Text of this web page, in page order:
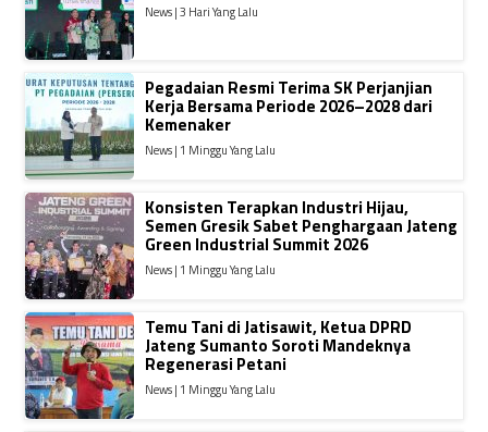
News | 3 Hari Yang Lalu
Pegadaian Resmi Terima SK Perjanjian
Kerja Bersama Periode 2026–2028 dari
Kemenaker
News | 1 Minggu Yang Lalu
Konsisten Terapkan Industri Hijau,
Semen Gresik Sabet Penghargaan Jateng
Green Industrial Summit 2026
News | 1 Minggu Yang Lalu
Temu Tani di Jatisawit, Ketua DPRD
Jateng Sumanto Soroti Mandeknya
Regenerasi Petani
News | 1 Minggu Yang Lalu